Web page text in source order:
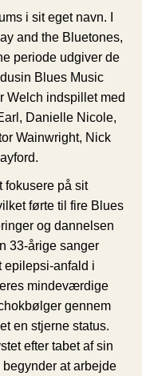
i sit eget navn. I
and the Bluetones,
periode udgiver de
Blues Music
Welch indspillet med
Danielle Nicole,
Wainwright, Nick
fokusere på sit
førte til fire Blues
og dannelsen
33-årige sanger
epilepsi-anfald i
mindeværdige
gennem
en stjerne status.
efter tabet af sin
begynder at arbejde